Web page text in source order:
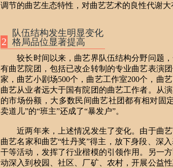
调节的曲艺生态特性，对曲艺艺术的良性代谢大
2
队伍结构发生明显变化
格局品位显著提高
较长时间以来，曲艺界队伍结构分野问题，
有曲艺院团，包括已改企转制的专业曲艺表演
家，曲艺小剧场500个，曲艺工作室200个，曲
曲艺从业者远大于国有院团的曲艺工作者。从
的市场份额，大多数民间曲艺社团都有相对固
卖道儿”的“班主”还成了“暴发户”。
近两年来，上述情况发生了变化。由于曲艺
曲艺名家和曲艺“牡丹奖”得主，放下身段、深
干等活动，发挥了行业楷模的引领作用。另一
动深入到校园、社区、厂矿、农村，开展公益